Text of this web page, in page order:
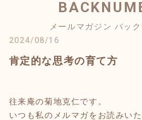
メールマガジン バッ
2024/08/16
肯定的な思考の育て方
往来庵の菊地克仁です。
いつも私のメルマガをお読みいた